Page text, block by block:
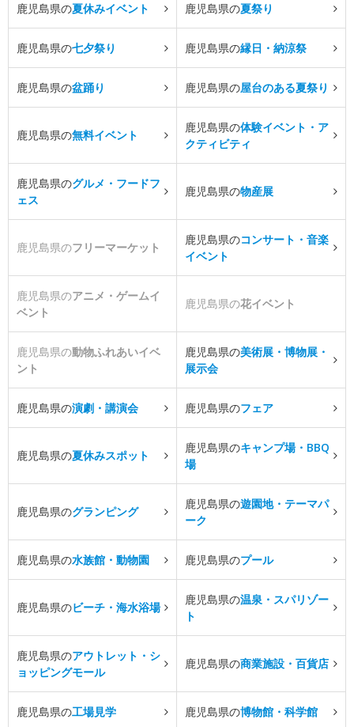
鹿児島県の夏休みイベント 鹿児島県の夏祭り
鹿児島県の七夕祭り 鹿児島県の縁日・納涼祭
鹿児島県の盆踊り 鹿児島県の屋台のある夏祭り
鹿児島県の無料イベント
鹿児島県の体験イベント・ア
クティビティ
鹿児島県のグルメ・フードフ
ェス
鹿児島県の物産展
鹿児島県のフリーマーケット
鹿児島県のコンサート・音楽
イベント
鹿児島県のアニメ・ゲームイ
ベント
鹿児島県の花イベント
鹿児島県の動物ふれあいイベ
ント
鹿児島県の美術展・博物展・
展示会
鹿児島県の演劇・講演会 鹿児島県のフェア
鹿児島県の夏休みスポット
鹿児島県のキャンプ場・BBQ
場
鹿児島県のグランピング
鹿児島県の遊園地・テーマパ
ーク
鹿児島県の水族館・動物園 鹿児島県のプール
鹿児島県のビーチ・海水浴場
鹿児島県の温泉・スパリゾー
ト
鹿児島県のアウトレット・シ
ョッピングモール
鹿児島県の商業施設・百貨店
鹿児島県の工場見学 鹿児島県の博物館・科学館